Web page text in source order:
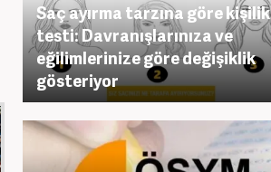
Saç ayırma tarzına göre kişilik
testi: Davranışlarınıza ve
eğilimlerinize göre değişiklik
gösteriyor